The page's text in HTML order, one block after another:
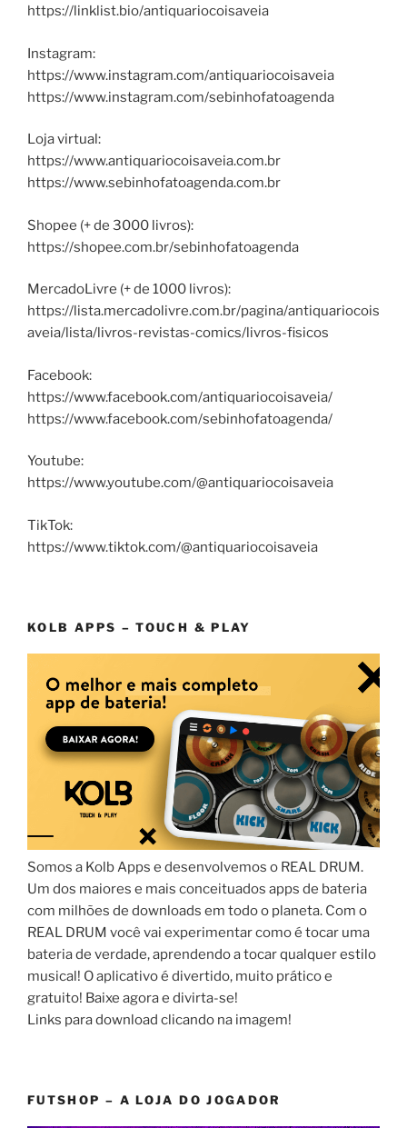
https://linklist.bio/antiquariocoisaveia
Instagram:
https://www.instagram.com/antiquariocoisaveia
https://www.instagram.com/sebinhofatoagenda
Loja virtual:
https://www.antiquariocoisaveia.com.br
https://www.sebinhofatoagenda.com.br
Shopee (+ de 3000 livros):
https://shopee.com.br/sebinhofatoagenda
MercadoLivre (+ de 1000 livros):
https://lista.mercadolivre.com.br/pagina/antiquariocois
aveia/lista/livros-revistas-comics/livros-fisicos
Facebook:
https://www.facebook.com/antiquariocoisaveia/
https://www.facebook.com/sebinhofatoagenda/
Youtube:
https://www.youtube.com/@antiquariocoisaveia
TikTok:
https://www.tiktok.com/@antiquariocoisaveia
KOLB APPS – TOUCH & PLAY
Somos a Kolb Apps e desenvolvemos o REAL DRUM.
Um dos maiores e mais conceituados apps de bateria
com milhões de downloads em todo o planeta. Com o
REAL DRUM você vai experimentar como é tocar uma
bateria de verdade, aprendendo a tocar qualquer estilo
musical! O aplicativo é divertido, muito prático e
gratuito! Baixe agora e divirta-se!
Links para download clicando na imagem!
FUTSHOP – A LOJA DO JOGADOR